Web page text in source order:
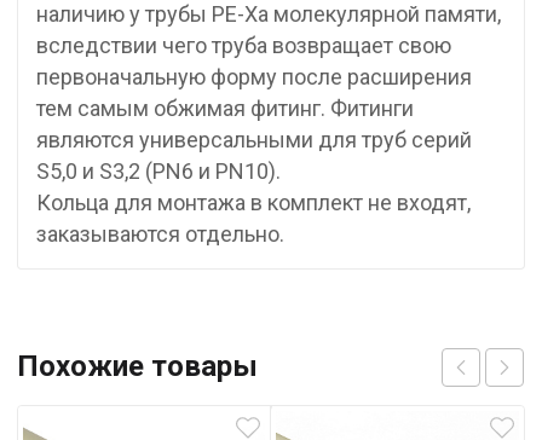
наличию у трубы PE-Xa молекулярной памяти,
вследствии чего труба возвращает свою
первоначальную форму после расширения
тем самым обжимая фитинг. Фитинги
являются универсальными для труб серий
S5,0 и S3,2 (PN6 и PN10).
Кольца для монтажа в комплект не входят,
заказываются отдельно.
Похожие товары